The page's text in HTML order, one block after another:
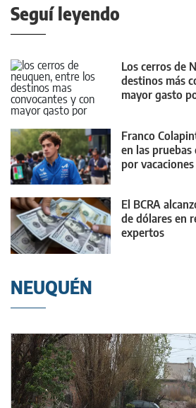
Seguí leyendo
Los cerros de
destinos más
mayor gasto
Franco
en las
por vacaciones
El BCRA
de dólares en
expertos
NEUQUÉN